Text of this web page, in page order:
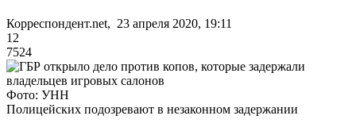
Корреспондент.net, 23 апреля 2020, 19:11
12
7524
Фото: УНН
Полицейских подозревают в незаконном задержании